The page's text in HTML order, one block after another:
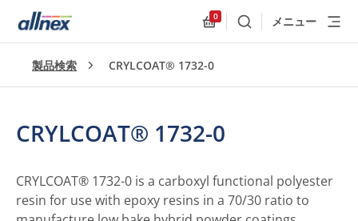
0
検索 メニュー
製品検索 CRYLCOAT® 1732-0
CRYLCOAT® 1732-0
CRYLCOAT® 1732-0 is a carboxyl functional polyester
resin for use with epoxy resins in a 70/30 ratio to